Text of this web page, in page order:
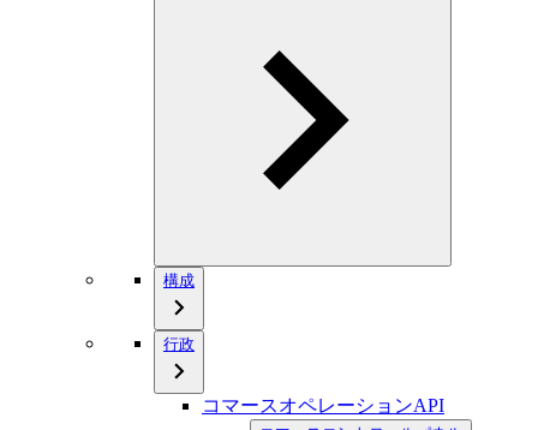
構成
行政
コマースオペレーションAPI